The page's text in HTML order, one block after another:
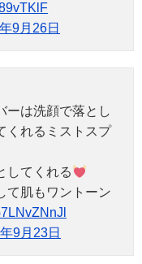
9月26日
ーは洗顔で落とし
くれるミストスプ
してくれる
て肌もワントーン
9月23日